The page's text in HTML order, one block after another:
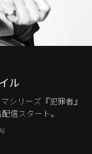
ル
シリーズ『犯罪者』
信スタート。